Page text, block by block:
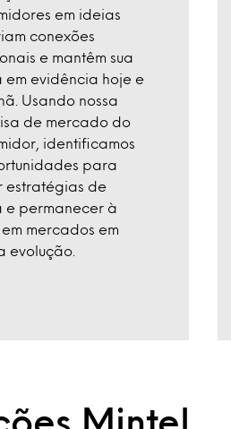
em ideias
conexões
e mantêm sua
em evidência hoje e
Usando nossa
de mercado do
identificamos
para
estratégias de
e permanecer à
mercados em
evolução.
Mintel
Demanda